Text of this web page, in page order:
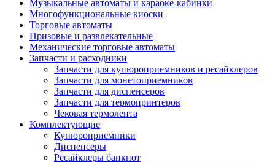
Музыкальные автоматы и караоке-кабинки
Многофункциональные киоски
Торговые автоматы
Призовые и развлекательные
Механические торговые автоматы
Запчасти и расходники
Запчасти для купюроприемников и ресайклеров
Запчасти для монетоприемников
Запчасти для диспенсеров
Запчасти для термопринтеров
Чековая термолента
Комплектующие
Купюроприемники
Диспенсеры
Ресайклеры банкнот